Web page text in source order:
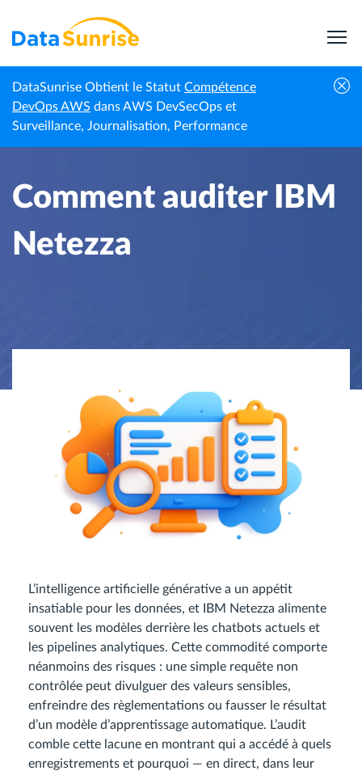
DataSunrise Obtient le Statut Compétence
DevOps AWS dans AWS DevSecOps et
Surveillance, Journalisation, Performance
Accueil Centre de connaissances Comment auditer IBM Netezza
Comment auditer IBM
Netezza
L’intelligence artificielle générative a un appétit
insatiable pour les données, et IBM Netezza alimente
souvent les modèles derrière les chatbots actuels et
les pipelines analytiques. Cette commodité comporte
néanmoins des risques : une simple requête non
contrôlée peut divulguer des valeurs sensibles,
enfreindre des règlementations ou fausser le résultat
d’un modèle d’apprentissage automatique. L’audit
comble cette lacune en montrant qui a accédé à quels
enregistrements et pourquoi — en direct, dans leur